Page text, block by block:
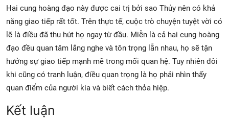
Hai cung hoàng đạo này được cai trị bởi sao Thủy nên có khả
năng giao tiếp rất tốt. Trên thực tế, cuộc trò chuyện tuyệt vời có
lẽ là điều đã thu hút họ ngay từ đầu. Miễn là cả hai cung hoàng
đạo đều quan tâm lắng nghe và tôn trọng lẫn nhau, họ sẽ tận
hưởng sự giao tiếp mạnh mẽ trong mối quan hệ. Tuy nhiên đôi
khi cũng có tranh luận, điều quan trọng là họ phải nhìn thấy
quan điểm của người kia và biết cách thỏa hiệp.
Kết luận